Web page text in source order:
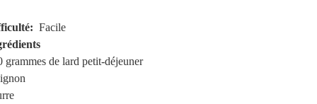
Facile
grammes de lard petit-déjeuner